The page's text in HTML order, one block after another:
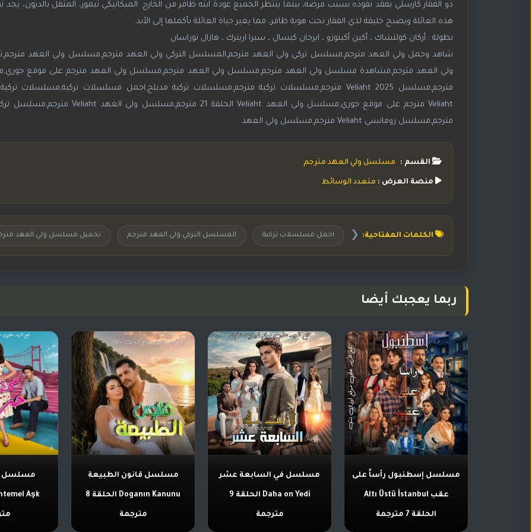
ذو الفقار كارسلي يفقد نفوذه بسبب مرضه، بينما ينتظر الجميع عودة ابنه ظافر من الخارج. الميكانيكي تيمور، المثقل بالديون،
هذه العائلة ويصبح خليفة لذي الفقار تحت هوية ظافر، مما يغير حياة العائلة بأكملها إلى الأبد.
بطولة : أركان كولتشاك ، أكين أكينوزو ، ايرجان كيسال ، سيرا اريترك ، هازال توراسان
شاهد وحمل ولي العهد مترجم,مسلسل تركي ولي العهد مترجم,المسلسل التركي ولي العهد مترجم,مسلسل ولي العهد
مترجم,مسلسل رومانسي Veliaht مترجم,مسلسل ولي العهد
القسم : مسلسل ولي العهد مترجم
منصة العرض : متعدد الوسائط
الكلمات المفتاحية: ❮ اجمل مسلسلات تركية المسلسل التركي ولي العهد مترجم تحميل مسلسل ولي العهد
ربما يعجبك أيضا
مسلسل إسطنبول رأساً على
عقب Altı Üstü İstanbul
الحلقة 7 مترجمة
مسلسل في السابعة عشر
Daha on Yedi الحلقة 9
مترجمة
مسلسل قانون الطبيعة
Doganın Kanunu الحلقة 8
مترجمة
مسلسل